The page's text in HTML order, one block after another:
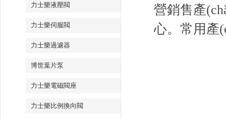
力士樂液壓閥
力士樂伺服閥
力士樂過濾器
博世葉片泵
力士樂電磁閥座
力士樂比例換向閥
營銷售產
心。常用產